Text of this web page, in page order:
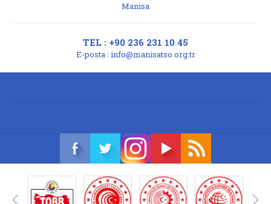
Manisa
TEL : +90 236 231 10 45
E-posta : info@manisatso.org.tr